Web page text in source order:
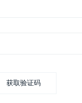
获取验证码